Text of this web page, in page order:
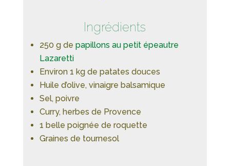
Ingrédients
250 g de papillons au petit épeautre
Lazaretti
Environ 1 kg de patates douces
Huile d’olive, vinaigre balsamique
Sel, poivre
Curry, herbes de Provence
1 belle poignée de roquette
Graines de tournesol